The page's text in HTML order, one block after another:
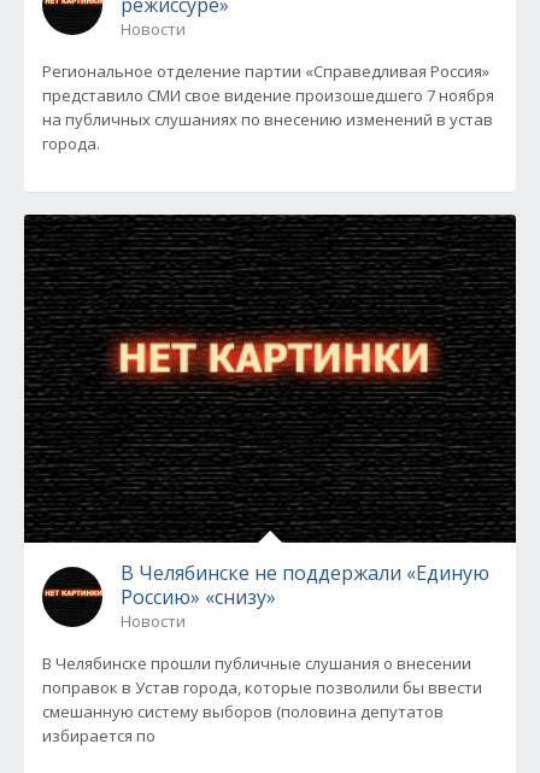
Новости
Региональное отделение партии «Справедливая Россия»
представило СМИ свое видение произошедшего 7 ноября
на публичных слушаниях по внесению изменений в устав
города.
В Челябинске не поддержали «Единую
Россию» «снизу»
Новости
В Челябинске прошли публичные слушания о внесении
поправок в Устав города, которые позволили бы ввести
смешанную систему выборов (половина депутатов
избирается по